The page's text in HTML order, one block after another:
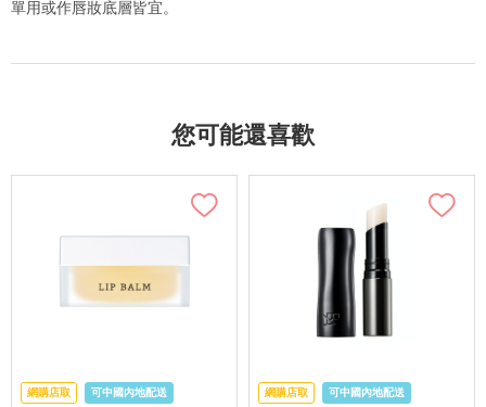
單用或作唇妝底層皆宜。
您可能還喜歡
網購店取 可中國內地配送 網購店取 可中國內地配送